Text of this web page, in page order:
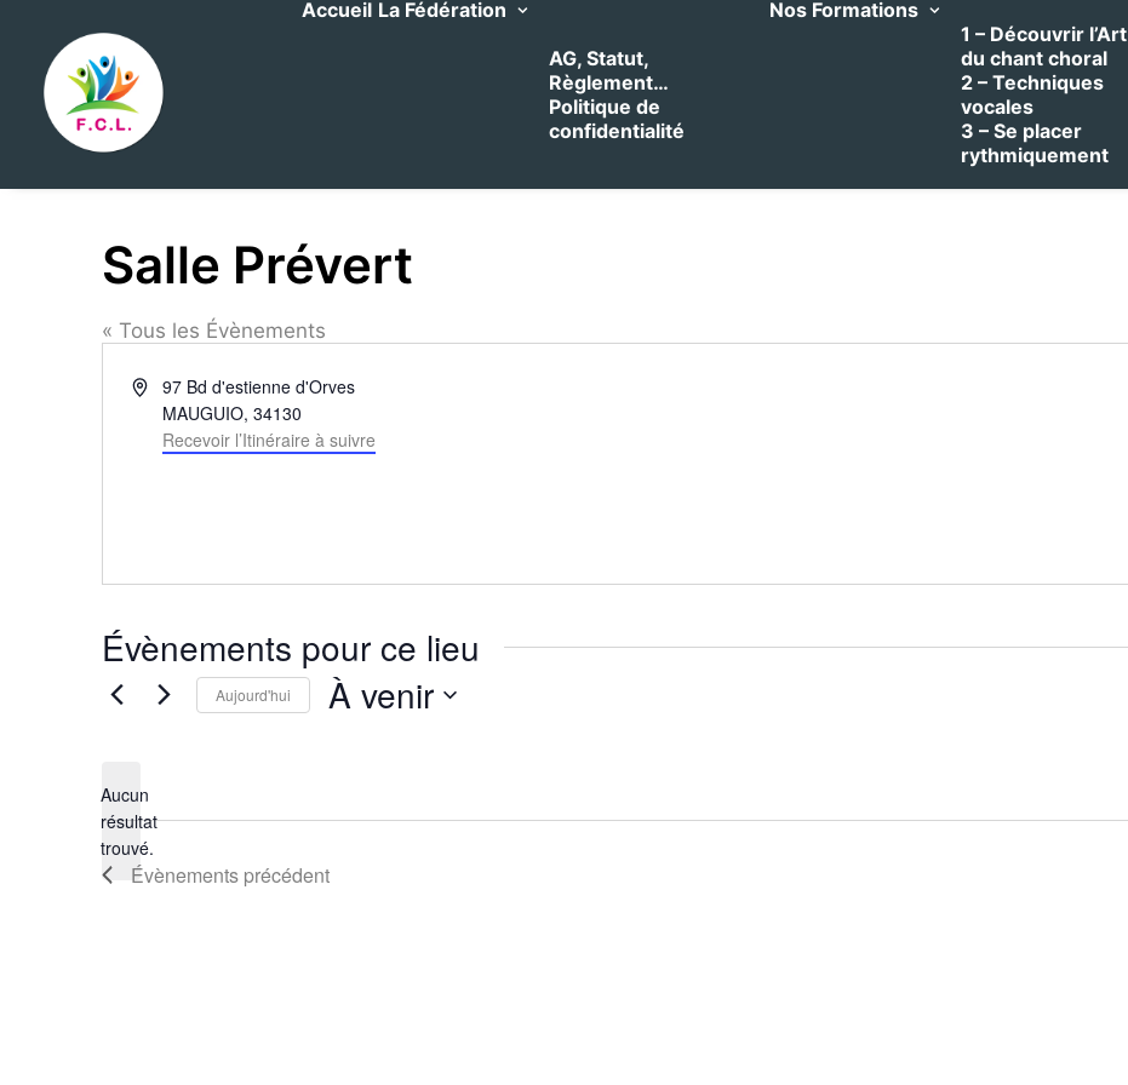
Accueil La Fédération
AG, Statut,
Règlement…
Politique de
confidentialité
Nos Formations
1 – Découvrir l’Art
du chant choral
2 – Techniques
vocales
3 – Se placer
rythmiquement
Salle Prévert
« Tous les Évènements
Adresse97 Bd d'estienne d'Orves
MAUGUIO, 34130
Recevoir l’Itinéraire à suivre
Évènements pour ce lieu
Notice
Aucun
résultat
trouvé.
Aujourd'hui À venir
Évènements précédent